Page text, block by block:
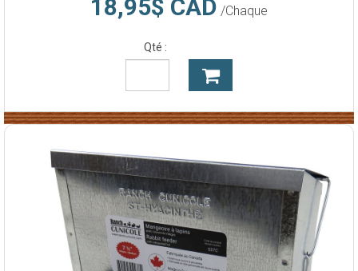
18,95$ CAD /Chaque
Qté :